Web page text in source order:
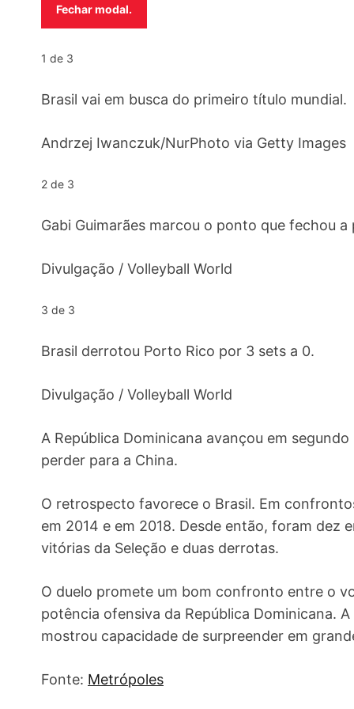
Fechar modal.
1 de 3
Brasil vai em busca do primeiro título mundial.
Andrzej Iwanczuk/NurPhoto via Getty Images
2 de 3
Gabi Guimarães marcou o ponto que fechou a
Divulgação / Volleyball World
3 de 3
Brasil derrotou Porto Rico por 3 sets a 0.
Divulgação / Volleyball World
A República Dominicana avançou em
perder para a China.
O retrospecto favorece o Brasil. Em
em 2014 e em 2018. Desde então, foram
vitórias da Seleção e duas derrotas.
O duelo promete um bom confronto entre o
potência ofensiva da República Dominicana.
mostrou capacidade de surpreender em
Fonte: Metrópoles